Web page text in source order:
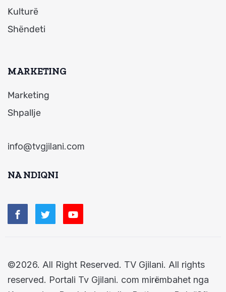
Kulturë
Shëndeti
MARKETING
Marketing
Shpallje
info@tvgjilani.com
NA NDIQNI
©2026. All Right Reserved. TV Gjilani. All rights
reserved. Portali Tv Gjilani. com mirëmbahet nga